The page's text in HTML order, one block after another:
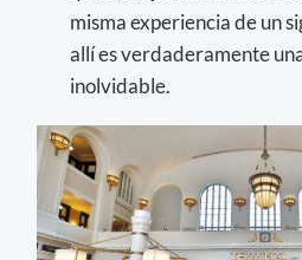
misma experiencia de un
allí es verdaderamente
inolvidable.